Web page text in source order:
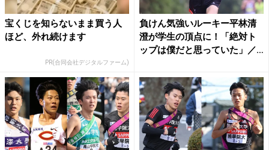
宝くじを知らないまま買う人
ほど、外れ続けます
PR(合同会社デジタルファーム)
負けん気強いルーキー平林清
澄が学生の頂点に！「絶対ト
ップは僕だと思っていた」／